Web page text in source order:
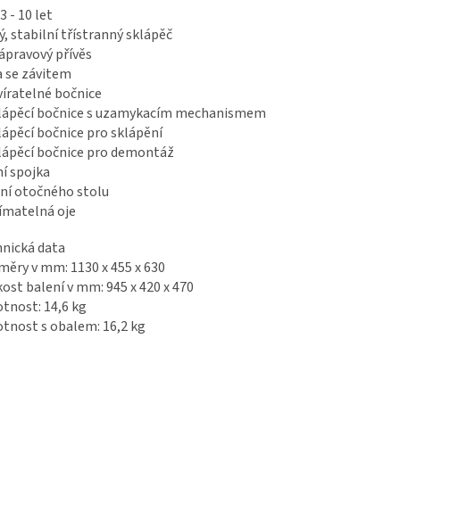
- 10 let
stabilní třístranný sklápěč
přívěs
se závitem
bočnice
bočnice s uzamykacím mechanismem
bočnice pro sklápění
bočnice pro demontáž
spojka
otočného stolu
oje
data
v mm: 1130 x 455 x 630
balení v mm: 945 x 420 x 470
14,6 kg
s obalem: 16,2 kg